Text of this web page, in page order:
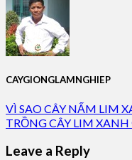
CAYGIONGLAMNGHIEP
VÌ SAO CÂY NẤM LIM
TRỒNG CÂY LIM
Leave a Reply